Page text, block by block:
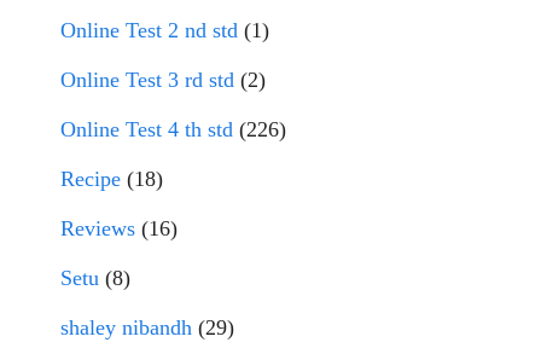
Online Test 2 nd std (1)
Online Test 3 rd std (2)
Online Test 4 th std (226)
Recipe (18)
Reviews (16)
Setu (8)
shaley nibandh (29)